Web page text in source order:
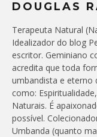
DOUGLAS
Terapeuta Natural
Idealizador do blog
escritor. Geminiano
acredita que toda
umbandista e eterno
como:
Naturais. É
possível.
Umbanda (quanto